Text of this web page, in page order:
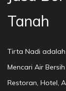
Tanah
Tirta Nadi
Mencari Air
Restoran, Hotel,